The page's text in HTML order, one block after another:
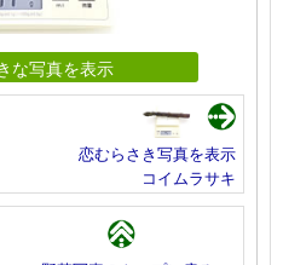
な写真を表示
恋むらさき写真を表示
コイムラサキ